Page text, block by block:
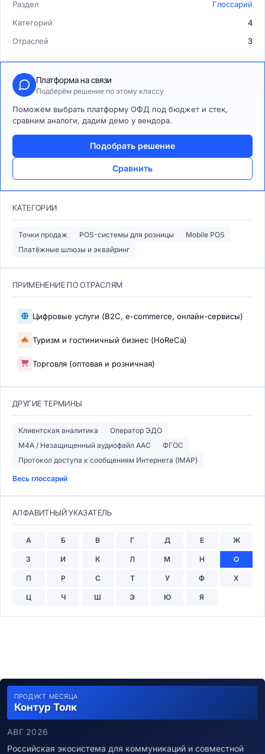
Раздел
Глоссарий
Категорий
4
Отраслей
3
Платформа на связи
Подберём решение по этому классу
Поможем выбрать платформу ОФД под бюджет и стек,
сравним аналоги, дадим демо у вендора.
Подобрать решение
Сравнить
КАТЕГОРИИ
Точки продаж POS-системы для розницы
Mobile POS
Платёжные шлюзы и эквайринг
ПРИМЕНЕНИЕ ПО ОТРАСЛЯМ
Цифровые услуги (B2C, e-commerce, онлайн-сервисы)
Туризм и гостиничный бизнес (HoReCa)
Торговля (оптовая и розничная)
ДРУГИЕ ТЕРМИНЫ
Клиентская аналитика
Оператор ЭДО
M4A / Незащищенный аудиофайл AAC
ФГОС
Протокол доступа к сообщениям Интернета (IMAP)
Весь глоссарий
АЛФАВИТНЫЙ УКАЗАТЕЛЬ
А Б В Г Д Е Ж
З И К Л М Н О
П Р С Т У Ф Х
Ц Ч Ш Э Ю Я
ПРОДУКТ МЕСЯЦА
Контур Толк
АВГ 2026
Российская экосистема для коммуникаций и совместной